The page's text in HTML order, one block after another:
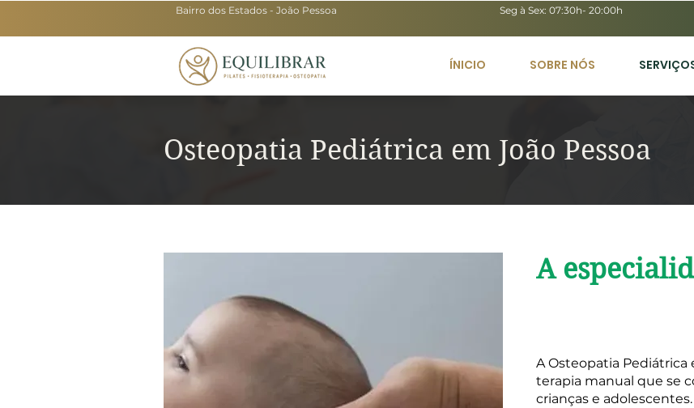
Bairro dos Estados - João Pessoa Seg à Sex: 07:30h- 20:00h
ÍNICIO SOBRE NÓS
Osteopatia Pediátrica em João Pessoa
A
A Osteopatia Pediátrica
terapia manual que se
crianças e